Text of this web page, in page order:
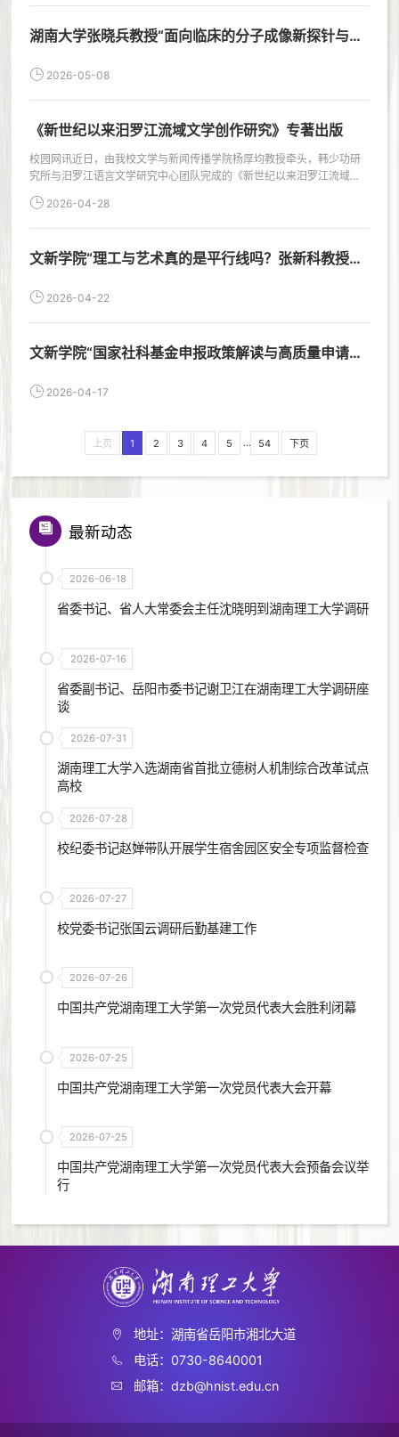
湖南大学张晓兵教授“面向临床的分子成像新探针与新
2026-05-08
《新世纪以来汨罗江流域文学创作研究》专著出版
校园网讯近日，由我校文学与新闻传播学院杨厚均教授牵头，韩少功研
究所与汨罗江语言文学研究中心团队完成的《新世纪以来汨罗江流域文
学创作研究》正式出版，著名作家韩少功为该书作序。该书由中南大学
出版社出版，系湖南省作家协会重点扶持项目终期成果。该成果是我校
中国语言文学团队继2023年出版《文学中的“一江碧水”——岳阳生态文
性成果。汨罗江素有“蓝...
2026-04-28
文新学院“理工与艺术真的是平行线吗？张新科教授教
2026-04-22
文新学院“国家社科基金申报政策解读与高质量申请书
2026-04-17
上页 1 2 3 4 5 ... 54 下页
最新动态
2026-06-18
省委书记、省人大常委会主任沈晓明到湖南理工大学调研
2026-07-16
省委副书记、岳阳市委书记谢卫江在湖南理工大学调研座
谈
2026-07-31
湖南理工大学入选湖南省首批立德树人机制综合改革试点
高校
2026-07-28
校纪委书记赵婵带队开展学生宿舍园区安全专项监督检查
2026-07-27
校党委书记张国云调研后勤基建工作
2026-07-26
中国共产党湖南理工大学第一次党员代表大会胜利闭幕
2026-07-25
中国共产党湖南理工大学第一次党员代表大会开幕
2026-07-25
中国共产党湖南理工大学第一次党员代表大会预备会议举
行
地址：湖南省岳阳市湘北大道
电话：0730-8640001
邮箱：dzb@hnist.edu.cn